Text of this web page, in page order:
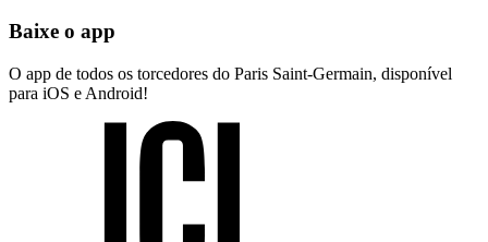
Baixe o app
O app de todos os torcedores do Paris Saint-Germain, disponível
para iOS e Android!